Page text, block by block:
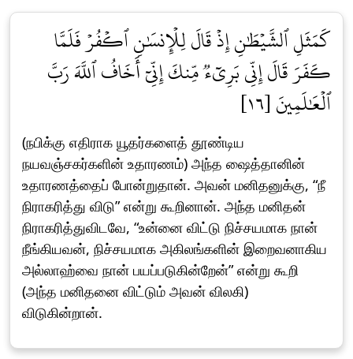
كَمَثَلِ ٱلشَّيۡطَٰنِ إِذۡ قَالَ لِلۡإِنسَٰنِ ٱكۡفُرۡ فَلَمَّا
كَفَرَ قَالَ إِنِّي بَرِيٓءٞ مِّنكَ إِنِّيٓ أَخَافُ ٱللَّهَ رَبَّ
ٱلۡعَٰلَمِينَ [١٦]
(நபிக்கு எதிராக யூதர்களைத் தூண்டிய
நயவஞ்சகர்களின் உதாரணம்) அந்த ஷைத்தானின்
உதாரணத்தைப் போன்றுதான். அவன் மனிதனுக்கு, “நீ
நிராகரித்து விடு” என்று கூறினான். அந்த மனிதன்
நிராகரித்துவிடவே, “உன்னை விட்டு நிச்சயமாக நான்
நீங்கியவன், நிச்சயமாக அகிலங்களின் இறைவனாகிய
அல்லாஹ்வை நான் பயப்படுகின்றேன்” என்று கூறி
(அந்த மனிதனை விட்டும் அவன் விலகி)
விடுகின்றான்.